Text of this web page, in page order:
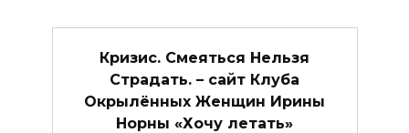
Кризис. Смеяться Нельзя
Страдать. – сайт Клуба
Окрылённых Женщин Ирины
Норны «Хочу летать»